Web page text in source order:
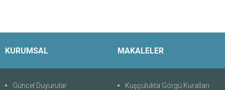
KURUMSAL
Güncel Duyurular
MAKALELER
Kuşçulukta Görgü Kuralları